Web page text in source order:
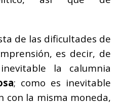
de las dificultades de
es decir, de
la calumnia
; como es inevitable
con la misma moneda,